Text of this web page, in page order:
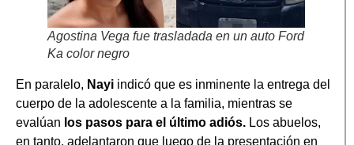
Agostina Vega fue trasladada en un auto Ford
Ka color negro
En paralelo, Nayi indicó que es inminente la entrega del
cuerpo de la adolescente a la familia, mientras se
evalúan los pasos para el último adiós. Los abuelos,
en tanto, adelantaron que luego de la presentación en